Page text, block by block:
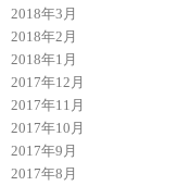
2018年3月
2018年2月
2018年1月
2017年12月
2017年11月
2017年10月
2017年9月
2017年8月